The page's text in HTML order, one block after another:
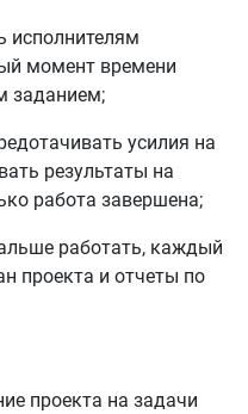
исполнителям
момент времени
заданием;
усилия на
результаты на
работа завершена;
работать, каждый
проекта и отчеты по
проекта на задачи